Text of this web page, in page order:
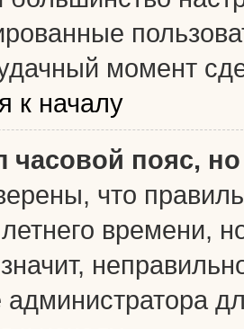
момент
к началу
часовой пояс,
что
летнего времени,
администратора